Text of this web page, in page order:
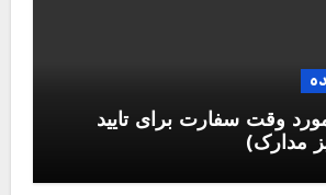
وقت سفارت برای تایید
مدارک)